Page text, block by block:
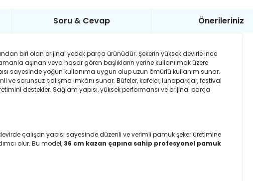
Soru & Cevap Önerileriniz
biri olan orijinal yedek parça ürünüdür. Şekerin yüksek devirle ince
aşınan veya hasar gören başlıkların yerine kullanılmak üzere
sayesinde yoğun kullanıma uygun olup uzun ömürlü kullanım sunar.
sorunsuz çalışma imkânı sunar. Büfeler, kafeler, lunaparklar, festival
destekler. Sağlam yapısı, yüksek performansı ve orijinal parça
çalışan yapısı sayesinde düzenli ve verimli pamuk şeker üretimine
olur. Bu model, 36 cm kazan çapına sahip profesyonel pamuk